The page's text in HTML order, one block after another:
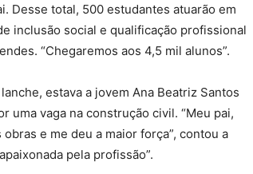
Desse total, 500 estudantes atuarão em
inclusão social e qualificação profissional
“Chegaremos aos 4,5 mil alunos”.
estava a jovem Ana Beatriz Santos
uma vaga na construção civil. “Meu pai,
e me deu a maior força”, contou a
pela profissão”.